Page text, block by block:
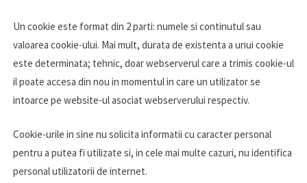
Un cookie este format din 2 parti: numele si continutul sau
valoarea cookie-ului. Mai mult, durata de existenta a unui cookie
este determinata; tehnic, doar webserverul care a trimis cookie-ul
il poate accesa din nou in momentul in care un utilizator se
intoarce pe website-ul asociat webserverului respectiv.
Cookie-urile in sine nu solicita informatii cu caracter personal
pentru a putea fi utilizate si, in cele mai multe cazuri, nu identifica
personal utilizatorii de internet.